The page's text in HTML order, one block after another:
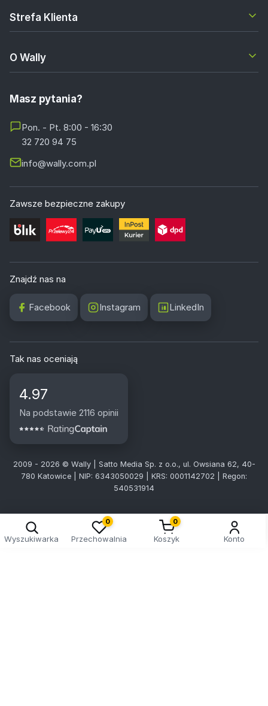
Strefa Klienta
O Wally
Masz pytania?
Pon. - Pt. 8:00 - 16:30
32 720 94 75
info@wally.com.pl
Zawsze bezpieczne zakupy
Znajdź nas na
Facebook Instagram LinkedIn
Tak nas oceniają
4.97
Na podstawie 2116 opinii
2009 - 2026 © Wally | Satto Media Sp. z o.o., ul. Owsiana 62, 40-
780 Katowice | NIP: 6343050029 | KRS: 0001142702 | Regon:
540531914
Wyszukiwarka
0
Przechowalnia
0
Koszyk Konto